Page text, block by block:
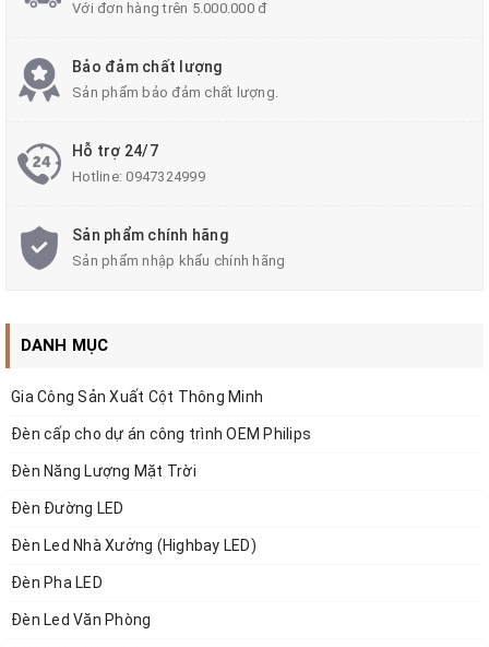
#zr_cob_d110_10w #denledcanhquansanvuon #denledsanvuon
#densanvuon #dencanhquan #zalaa #zalaalighting
Với đơn hàng trên 5.000.000 đ
Bảo đảm chất lượng
Sản phẩm bảo đảm chất lượng.
Hỗ trợ 24/7
Hotline:0947324999
Sản phẩm chính hãng
Sản phẩm nhập khẩu chính hãng
DANH MỤC
Gia Công Sản Xuất Cột Thông Minh
Đèn cấp cho dự án công trình OEM Philips
Đèn Năng Lượng Mặt Trời
Đèn Đường LED
Đèn Led Nhà Xưởng (Highbay LED)
Đèn Pha LED
Đèn Led Văn Phòng